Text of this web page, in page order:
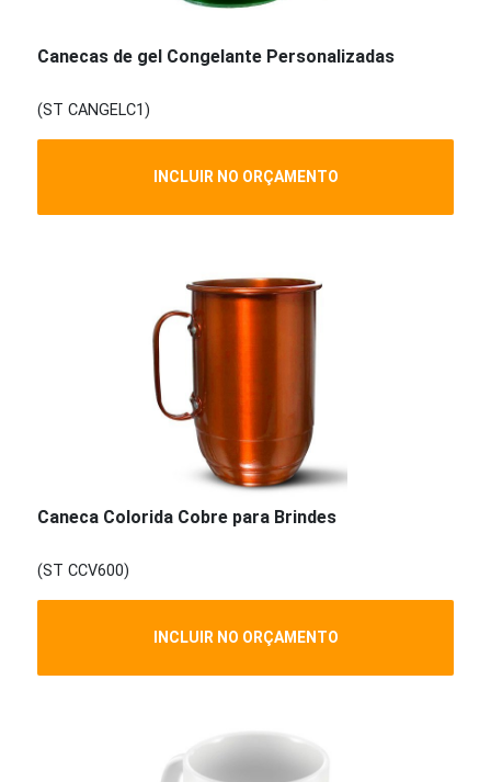
Canecas de gel Congelante Personalizadas
(ST CANGELC1)
INCLUIR NO ORÇAMENTO
Caneca Colorida Cobre para Brindes
(ST CCV600)
INCLUIR NO ORÇAMENTO